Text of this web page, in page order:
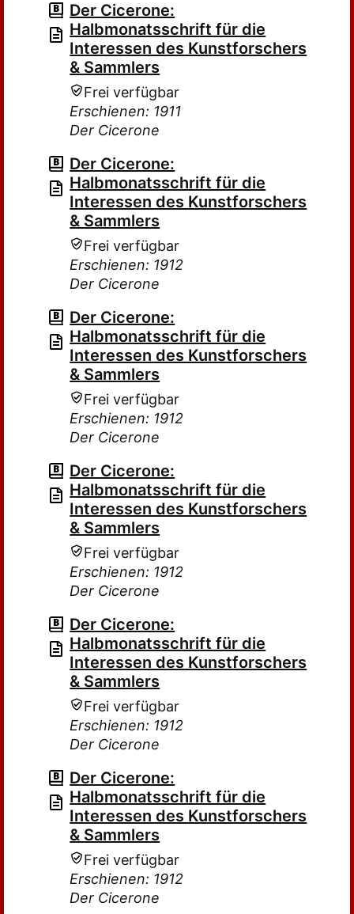
Der Cicerone:
Halbmonatsschrift für die
Interessen des Kunstforschers
& Sammlers
Frei verfügbar
Erschienen: 1911
Der Cicerone
Der Cicerone:
Halbmonatsschrift für die
Interessen des Kunstforschers
& Sammlers
Frei verfügbar
Erschienen: 1912
Der Cicerone
Der Cicerone:
Halbmonatsschrift für die
Interessen des Kunstforschers
& Sammlers
Frei verfügbar
Erschienen: 1912
Der Cicerone
Der Cicerone:
Halbmonatsschrift für die
Interessen des Kunstforschers
& Sammlers
Frei verfügbar
Erschienen: 1912
Der Cicerone
Der Cicerone:
Halbmonatsschrift für die
Interessen des Kunstforschers
& Sammlers
Frei verfügbar
Erschienen: 1912
Der Cicerone
Der Cicerone:
Halbmonatsschrift für die
Interessen des Kunstforschers
& Sammlers
Frei verfügbar
Erschienen: 1912
Der Cicerone